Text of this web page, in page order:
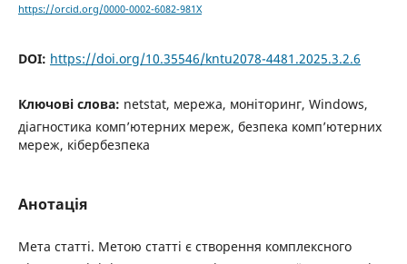
https://orcid.org/0000-0002-6082-981X
DOI: https://doi.org/10.35546/kntu2078-4481.2025.3.2.6
Ключові слова: netstat, мережа, моніторинг, Windows,
діагностика комп’ютерних мереж, безпека комп’ютерних
мереж, кібербезпека
Анотація
Мета статті. Метою статті є створення комплексного